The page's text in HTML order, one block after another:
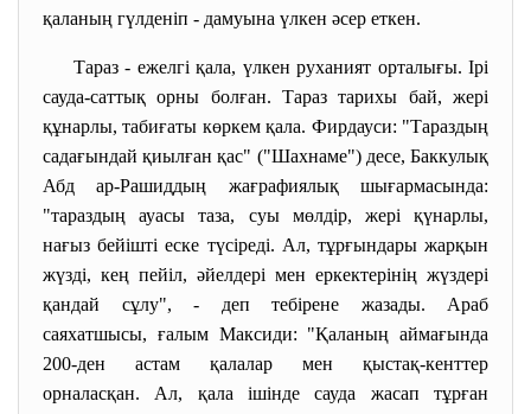
қаланың гүлденіп - дамуына үлкен әсер еткен.
Тараз - ежелгі қала, үлкен руханият орталығы. Ірі
сауда-саттық орны болған. Тараз тарихы бай, жері
құнарлы, табиғаты көркем қала. Фирдауси: "Тараздың
садағындай қиылған қас" ("Шахнаме") десе, Баккулық
Абд ар-Рашиддың жағрафиялық шығармасында:
"тараздың ауасы таза, суы мөлдір, жері қүнарлы,
нағыз бейішті еске түсіреді. Ал, тұрғындары жарқын
жүзді, кең пейіл, әйелдері мен еркектерінің жүздері
қандай сұлу", - деп тебірене жазады. Араб
саяхатшысы, ғалым Максиди: "Қаланың аймағында
200-ден астам қалалар мен қыстақ-кенттер
орналасқан. Ал, қала ішінде сауда жасап тұрған